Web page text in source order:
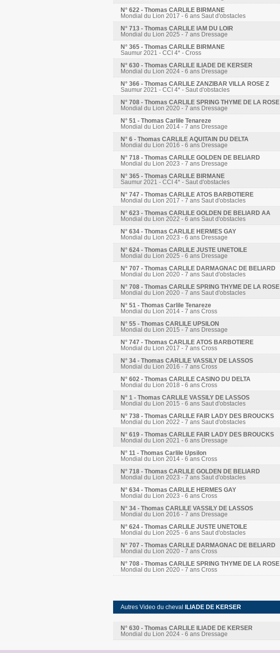
N° 622 - Thomas CARLILE BIRMANE
Mondial du Lion 2017 - 6 ans Saut d'obstacles
N° 713 - Thomas CARLILE IAM DU LOIR
Mondial du Lion 2025 - 7 ans Dressage
N° 365 - Thomas CARLILE BIRMANE
Saumur 2021 - CCI 4* - Cross
N° 630 - Thomas CARLILE ILIADE DE KERSER
Mondial du Lion 2024 - 6 ans Dressage
N° 366 - Thomas CARLILE ZANZIBAR VILLA ROSE Z
Saumur 2021 - CCI 4* - Saut d'obstacles
N° 708 - Thomas CARLILE SPRING THYME DE LA ROSE
Mondial du Lion 2020 - 7 ans Dressage
N° 51 - Thomas Carlile Tenareze
Mondial du Lion 2014 - 7 ans Dressage
N° 6 - Thomas CARLILE AQUITAIN DU DELTA
Mondial du Lion 2016 - 6 ans Dressage
N° 718 - Thomas CARLILE GOLDEN DE BELIARD
Mondial du Lion 2023 - 7 ans Dressage
N° 365 - Thomas CARLILE BIRMANE
Saumur 2021 - CCI 4* - Saut d'obstacles
N° 747 - Thomas CARLILE ATOS BARBOTIERE
Mondial du Lion 2017 - 7 ans Saut d'obstacles
N° 623 - Thomas CARLILE GOLDEN DE BELIARD AA
Mondial du Lion 2022 - 6 ans Saut d'obstacles
N° 634 - Thomas CARLILE HERMES GAY
Mondial du Lion 2023 - 6 ans Dressage
N° 624 - Thomas CARLILE JUSTE UNETOILE
Mondial du Lion 2025 - 6 ans Dressage
N° 707 - Thomas CARLILE DARMAGNAC DE BELIARD
Mondial du Lion 2020 - 7 ans Saut d'obstacles
N° 708 - Thomas CARLILE SPRING THYME DE LA ROSE
Mondial du Lion 2020 - 7 ans Saut d'obstacles
N° 51 - Thomas Carlile Tenareze
Mondial du Lion 2014 - 7 ans Cross
N° 55 - Thomas CARLILE UPSILON
Mondial du Lion 2015 - 7 ans Dressage
N° 747 - Thomas CARLILE ATOS BARBOTIERE
Mondial du Lion 2017 - 7 ans Cross
N° 34 - Thomas CARLILE VASSILY DE LASSOS
Mondial du Lion 2016 - 7 ans Cross
N° 602 - Thomas CARLILE CASINO DU DELTA
Mondial du Lion 2018 - 6 ans Cross
N° 1 - Thomas CARLILE VASSILY DE LASSOS
Mondial du Lion 2015 - 6 ans Saut d'obstacles
N° 738 - Thomas CARLILE FAIR LADY DES BROUCKS
Mondial du Lion 2022 - 7 ans Saut d'obstacles
N° 619 - Thomas CARLILE FAIR LADY DES BROUCKS
Mondial du Lion 2021 - 6 ans Dressage
N° 11 - Thomas Carlile Upsilon
Mondial du Lion 2014 - 6 ans Cross
N° 718 - Thomas CARLILE GOLDEN DE BELIARD
Mondial du Lion 2023 - 7 ans Saut d'obstacles
N° 634 - Thomas CARLILE HERMES GAY
Mondial du Lion 2023 - 6 ans Cross
N° 34 - Thomas CARLILE VASSILY DE LASSOS
Mondial du Lion 2016 - 7 ans Dressage
N° 624 - Thomas CARLILE JUSTE UNETOILE
Mondial du Lion 2025 - 6 ans Saut d'obstacles
N° 707 - Thomas CARLILE DARMAGNAC DE BELIARD
Mondial du Lion 2020 - 7 ans Cross
N° 708 - Thomas CARLILE SPRING THYME DE LA ROSE
Mondial du Lion 2020 - 7 ans Cross
Autres Video du cheval ILIADE DE KERSER
N° 630 - Thomas CARLILE ILIADE DE KERSER
Mondial du Lion 2024 - 6 ans Dressage